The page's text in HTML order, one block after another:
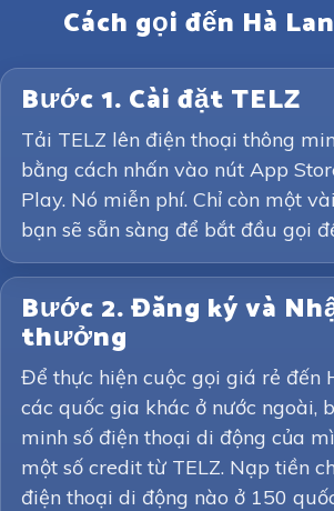
Cách gọi đến Hà
Bước 1. Cài đặt TELZ
Tải TELZ lên điện thoại thông
bằng cách nhấn vào nút App
Play. Nó miễn phí. Chỉ còn một
bạn sẽ sẵn sàng để bắt đầu gọi
Bước 2. Đăng ký và
thưởng
Để thực hiện cuộc gọi giá rẻ đến
các quốc gia khác ở nước ngoài,
minh số điện thoại di động của
một số credit từ TELZ. Nạp tiền
điện thoại di động nào ở 150